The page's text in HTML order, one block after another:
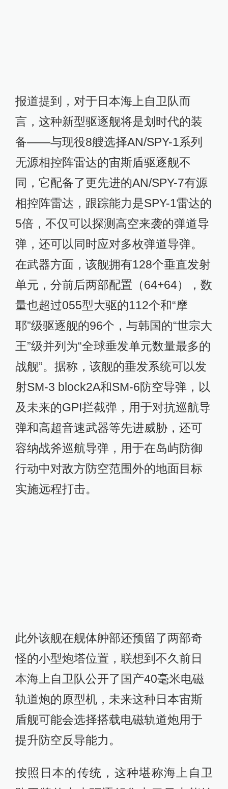
报道提到，对于日本海上自卫队而
言，这种新型驱逐舰将是划时代的装
备——与现役8艘选择AN/SPY-1系列
无源相控阵雷达的宙斯盾驱逐舰不
同，它配备了更先进的AN/SPY-7有源
相控阵雷达，跟踪能力是SPY-1雷达的
5倍，不仅可以探测高空来袭的弹道导
弹，还可以同时应对多枚弹道导弹。
在武器方面，该舰拥有128个垂直发射
单元，分前后两部配置（64+64），数
量也超过055型大驱的112个和“摩
耶”级驱逐舰的96个，与韩国的“世宗大
王”级并列为“全球垂发单元数量最多的
战舰”。据称，该舰的垂发系统可以发
射SM-3 block2A和SM-6防空导弹，以
及未来的GPI拦截弹，用于对抗巡航导
弹和高超音速武器等先进威胁，还可
容纳战斧巡航导弹，用于在岛屿防御
行动中对敌方防空范围外的地面目标
实施远程打击。
此外该舰在舰体舯部还预留了两部奇
怪的小型炮塔位置，联想到不久前日
本海上自卫队公开了国产40毫米电磁
轨道炮的原型机，未来这种日本宙斯
盾舰可能会选择搭载电磁轨道炮用于
提升防空反导能力。
按照日本的传统，这种堪称海上自卫